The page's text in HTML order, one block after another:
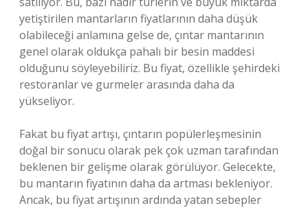
yetiştirilen mantarların fiyatlarının daha düşük
olabileceği anlamına gelse de, çıntar mantarının
genel olarak oldukça pahalı bir besin maddesi
olduğunu söyleyebiliriz. Bu fiyat, özellikle şehirdeki
restoranlar ve gurmeler arasında daha da
yükseliyor.
Fakat bu fiyat artışı, çıntarın popülerleşmesinin
doğal bir sonucu olarak pek çok uzman tarafından
beklenen bir gelişme olarak görülüyor. Gelecekte,
bu mantarın fiyatının daha da artması bekleniyor.
Ancak, bu fiyat artışının ardında yatan sebepler